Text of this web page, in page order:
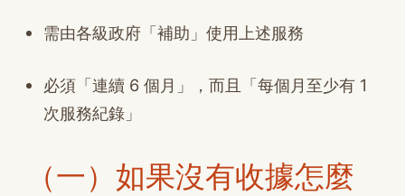
需由各級政府「補助」使用上述服務
必須「連續 6 個月」，而且「每個月至少有 1
次服務紀錄」
（一）如果沒有收據怎麼